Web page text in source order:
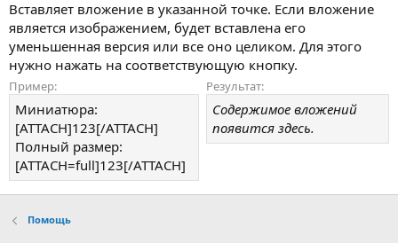
Вставляет вложение в указанной точке. Если вложение
является изображением, будет вставлена его
уменьшенная версия или все оно целиком. Для этого
нужно нажать на соответствующую кнопку.
Пример:
Миниатюра:
[ATTACH]123[/ATTACH]
Полный размер:
[ATTACH=full]123[/ATTACH]
Результат:
Содержимое вложений
появится здесь.
Помощь